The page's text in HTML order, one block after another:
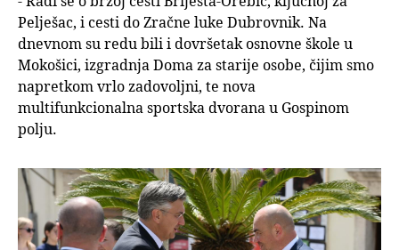
Pelješac, i cesti do Zračne luke Dubrovnik. Na
dnevnom su redu bili i dovršetak osnovne škole u
Mokošici, izgradnja Doma za starije osobe, čijim smo
napretkom vrlo zadovoljni, te nova
multifunkcionalna sportska dvorana u Gospinom
polju.